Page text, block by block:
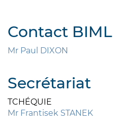
Contact BIML
Mr Paul DIXON
Secrétariat
TCHÉQUIE
Mr Frantisek STANEK